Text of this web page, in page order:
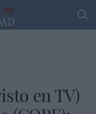
30
en TV)